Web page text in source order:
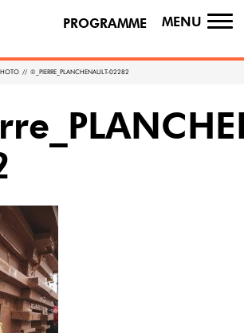
PROGRAMME MENU
// ©_PIERRE_PLANCHENAULT-02282